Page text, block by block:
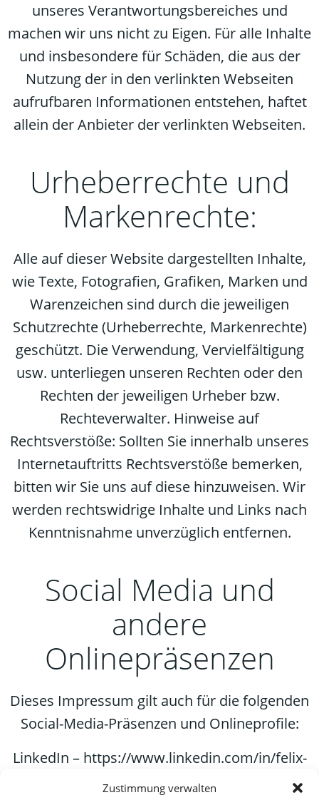
Zustimmung verwalten
unseres Verantwortungsbereiches und
machen wir uns nicht zu Eigen. Für alle Inhalte
und insbesondere für Schäden, die aus der
Nutzung der in den verlinkten Webseiten
aufrufbaren Informationen entstehen, haftet
allein der Anbieter der verlinkten Webseiten.
Urheberrechte und
Markenrechte:
Alle auf dieser Website dargestellten Inhalte,
wie Texte, Fotografien, Grafiken, Marken und
Warenzeichen sind durch die jeweiligen
Schutzrechte (Urheberrechte, Markenrechte)
geschützt. Die Verwendung, Vervielfältigung
usw. unterliegen unseren Rechten oder den
Rechten der jeweiligen Urheber bzw.
Rechteverwalter. Hinweise auf
Rechtsverstöße: Sollten Sie innerhalb unseres
Internetauftritts Rechtsverstöße bemerken,
bitten wir Sie uns auf diese hinzuweisen. Wir
werden rechtswidrige Inhalte und Links nach
Kenntnisnahme unverzüglich entfernen.
Social Media und
andere
Onlinepräsenzen
Dieses Impressum gilt auch für die folgenden
Social-Media-Präsenzen und Onlineprofile:
LinkedIn – https://www.linkedin.com/in/felix-
range-1496a034b